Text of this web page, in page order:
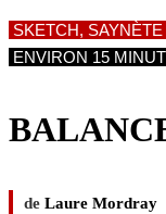
LES
SKETCH, SAYNÈTE
ENVIRON 15
de Laure Mordray